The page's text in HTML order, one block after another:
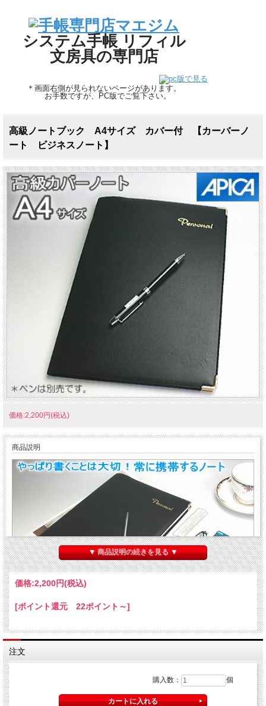
システム手帳 リフィル
文房具の専門店
＊画面右側が見られないページがあります。
お手数ですが、PC版でご覧下さい。
高級ノートブック A4サイズ カバー付 【カーバーノ
ート ビジネスノート】
価格:2,200円(税込)
商品説明
▼ 商品説明の続きを見る ▼
価格:2,200円(税込)
[ポイント還元 22ポイント～]
注文
購入数： 個